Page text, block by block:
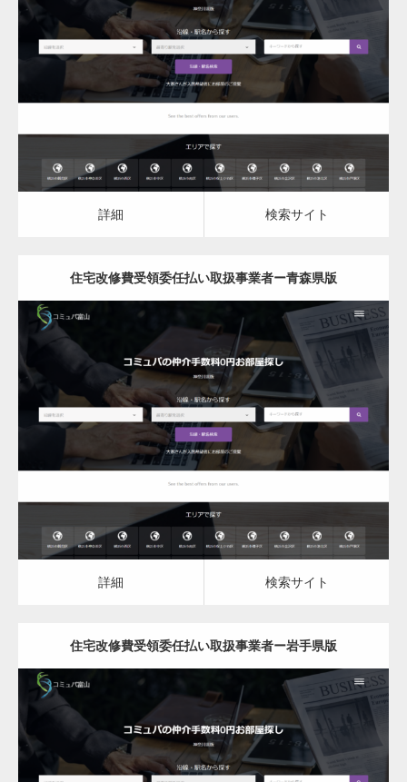
更新日： 2023.03.10
住宅改修費受領委任払い取扱事業者
詳細 検索サイト
詳細 検索サイト
住宅改修費受領委任払い取扱事業者ー青森県版
更新日： 2023.03.10
住宅改修費受領委任払い取扱事業者
詳細 検索サイト
詳細 検索サイト
住宅改修費受領委任払い取扱事業者ー岩手県版
更新日： 2023.03.10